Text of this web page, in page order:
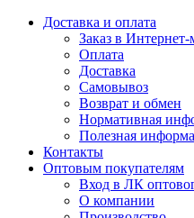
Доставка и оплата
Заказ в Интернет-
Оплата
Доставка
Самовывоз
Возврат и обмен
Нормативная
Полезная
Контакты
Оптовым покупателям
Вход в ЛК
О компании